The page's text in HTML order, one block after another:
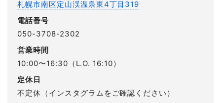
札幌市南区定山渓温泉東4丁目319
電話番号
050-3708-2302
営業時間
10:00〜16:30（L.O. 16:10）
定休日
不定休（インスタグラムをご確認ください）